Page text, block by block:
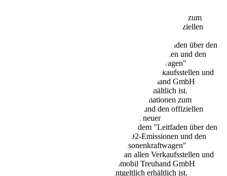
Weitere Informationen zum
offiziellen Kraftstoffverbrauch und den offiziellen
Personenkraftwagen können dem "Leitfaden über den
Kraftstoffverbrauch, die CO2-Emissionen und den
Stromverbrauch neuer Personenkraftwagen"
entnommen werden, der an allen Verkaufsstellen und
bei der Deutschen Automobil Treuhand GmbH
unter www.dat.de unentgeltlich erhältlich ist.
Weitere Informationen zum
offiziellen Kraftstoffverbrauch und den offiziellen
spezifischen CO2-Emissionen neuer
Personenkraftwagen können dem "Leitfaden über den
Kraftstoffverbrauch, die CO2-Emissionen und den
Stromverbrauch neuer Personenkraftwagen"
entnommen werden, der an allen Verkaufsstellen und
bei der Deutschen Automobil Treuhand GmbH
unter www.dat.de unentgeltlich erhältlich ist.